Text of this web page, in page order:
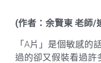
(作者：余賢東 老師/
「A片」是個敏感
過的卻又假裝看過許